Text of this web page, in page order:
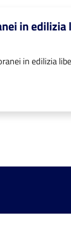
in edilizia
in edilizia